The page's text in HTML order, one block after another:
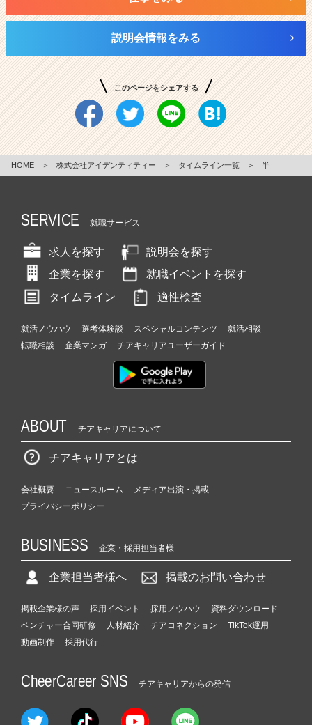
説明会情報をみる
このページをシェアする
HOME ＞ 株式会社アイデンティティー ＞ タイムライン一覧 ＞ 半
SERVICE 就職サービス
求人を探す
説明会を探す
企業を探す
就職イベントを探す
タイムライン
適性検査
就活ノウハウ 選考体験談 スペシャルコンテンツ
就活相談
転職相談
企業マンガ チアキャリアユーザーガイド
ABOUT チアキャリアについて
チアキャリアとは
会社概要 ニュースルーム
メディア出演・掲載
プライバシーポリシー
BUSINESS 企業・採用担当者様
企業担当者様へ 掲載のお問い合わせ
掲載企業様の声 採用イベント 採用ノウハウ
資料ダウンロード
ベンチャー合同研修
人材紹介 チアコネクション
TikTok運用
動画制作
採用代行
CheerCareer SNS チアキャリアからの発信